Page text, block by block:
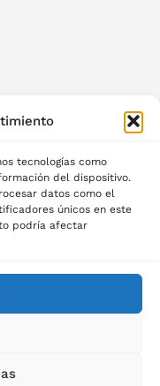
tecnologías como
del dispositivo.
datos como el
únicos en este
podría afectar